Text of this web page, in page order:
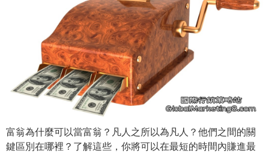
富翁為什麼可以當富翁？凡人之所以為凡人？他們之間的關
鍵區別在哪裡？了解這些，你將可以在最短的時間內賺進最